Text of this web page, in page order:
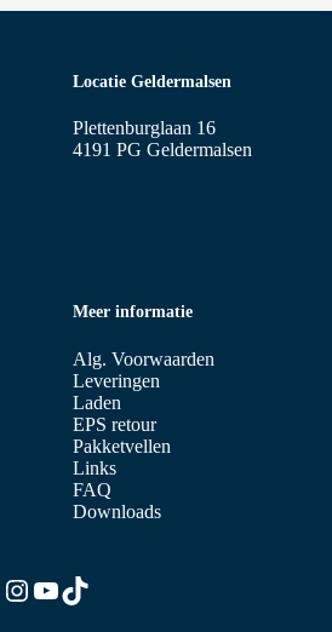
Meer informatie
Alg. Voorwaarden
Leveringen
Laden
EPS retour
Pakketvellen
Links
FAQ
Downloads
Locatie Geldermalsen
Plettenburglaan 16
4191 PG Geldermalsen
Instagram
YouTube
TikTok